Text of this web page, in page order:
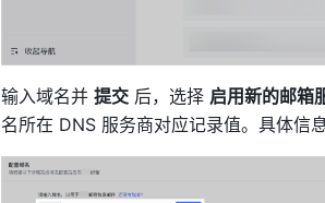
输入域名并 提交 后，选择 启用新的邮箱
名所在 DNS 服务商对应记录值。具体信